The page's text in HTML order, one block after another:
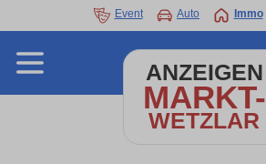
Event Auto Immo
ANZEIGEN
MARKT-
WETZLAR